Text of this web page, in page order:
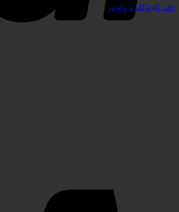
حلى الجوكليت بالجوز